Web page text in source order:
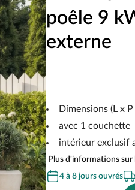
poêle 9
externe
Dimensions (L x
avec 1 couchette
intérieur exclusif
Plus d'informations sur
4 à 8 jours ouvrés